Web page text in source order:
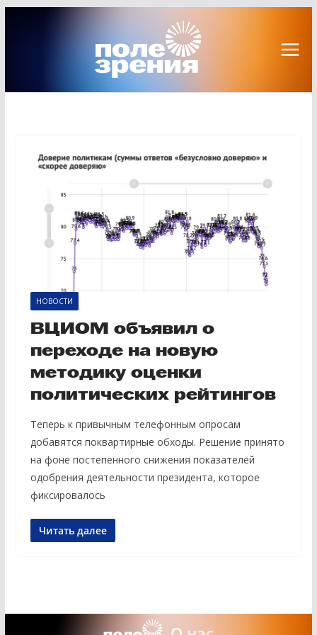
НОВОСТИ
ВЦИОМ объявил о
переходе на новую
методику оценки
политических рейтингов
Теперь к привычным телефонным опросам
добавятся поквартирные обходы. Решение принято
на фоне постепенного снижения показателей
одобрения деятельности президента, которое
фиксировалось
Читать далее